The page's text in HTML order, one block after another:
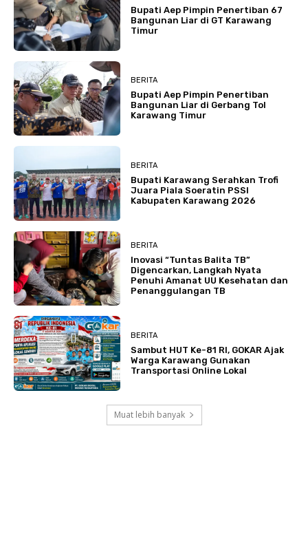
Bupati Aep Pimpin Penertiban 67
Bangunan Liar di GT Karawang
Timur
BERITA
Bupati Aep Pimpin Penertiban
Bangunan Liar di Gerbang Tol
Karawang Timur
BERITA
Bupati Karawang Serahkan Trofi
Juara Piala Soeratin PSSI
Kabupaten Karawang 2026
BERITA
Inovasi “Tuntas Balita TB”
Digencarkan, Langkah Nyata
Penuhi Amanat UU Kesehatan dan
Penanggulangan TB
BERITA
Sambut HUT Ke-81 RI, GOKAR Ajak
Warga Karawang Gunakan
Transportasi Online Lokal
Muat lebih banyak